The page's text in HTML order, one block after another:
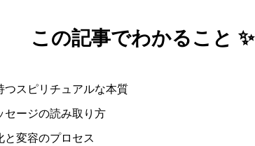
この記事でわかること ✨
つスピリチュアルな本質
セージの読み取り方
と変容のプロセス